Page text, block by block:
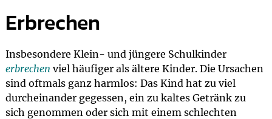
Erbrechen
Insbesondere Klein- und jüngere Schulkinder
erbrechen viel häufiger als ältere Kinder. Die Ursachen
sind oftmals ganz harmlos: Das Kind hat zu viel
durcheinander gegessen, ein zu kaltes Getränk zu
sich genommen oder sich mit einem schlechten